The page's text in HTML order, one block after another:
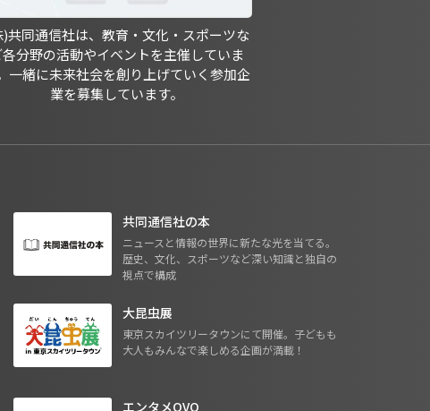
)共同通信社は、教育・文化・スポーツな
各分野の活動やイベントを主催していま
一緒に未来社会を創り上げていく参加企
業を募集しています。
共同通信社の本
ニュースと情報の世界に新たな光を当てる。
歴史、文化、スポーツなど深い知識と独自の
視点で構成
大昆虫展
東京スカイツリータウンにて開催。子どもも
大人もみんなで楽しめる企画が満載！
エンタメOVO